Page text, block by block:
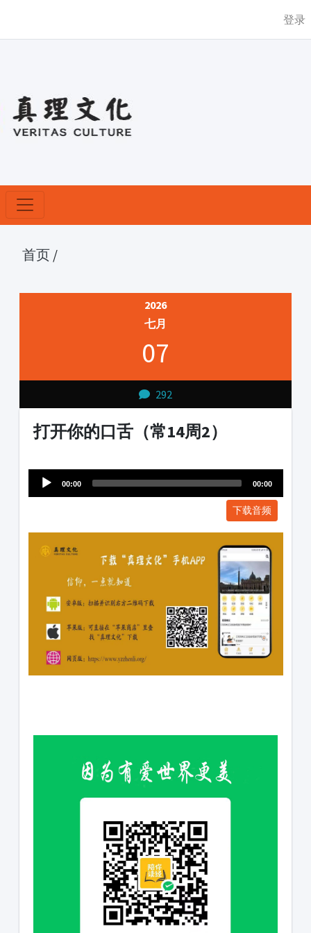
登录
首页 /
2026
七月
07
292
打开你的口舌（常14周2）
Player
00:00 00:00
下载音频